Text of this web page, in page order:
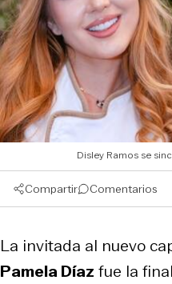
Disley Ramos se
Compartir Comentarios
La invitada al nuevo
Pamela Díaz fue la